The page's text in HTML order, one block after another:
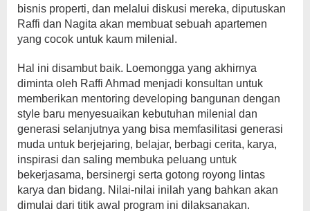
bisnis properti, dan melalui diskusi mereka, diputuskan
Raffi dan Nagita akan membuat sebuah apartemen
yang cocok untuk kaum milenial.
Hal ini disambut baik. Loemongga yang akhirnya
diminta oleh Raffi Ahmad menjadi konsultan untuk
memberikan mentoring developing bangunan dengan
style baru menyesuaikan kebutuhan milenial dan
generasi selanjutnya yang bisa memfasilitasi generasi
muda untuk berjejaring, belajar, berbagi cerita, karya,
inspirasi dan saling membuka peluang untuk
bekerjasama, bersinergi serta gotong royong lintas
karya dan bidang. Nilai-nilai inilah yang bahkan akan
dimulai dari titik awal program ini dilaksanakan.